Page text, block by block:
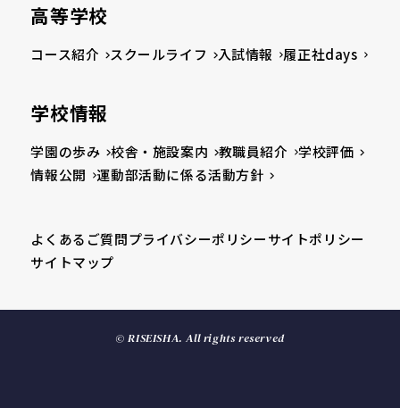
高等学校
コース紹介 スクールライフ 入試情報 履正社days
学校情報
学園の歩み 校舎・施設案内 教職員紹介
学校評価
情報公開
運動部活動に係る活動方針
よくあるご質問プライバシーポリシーサイトポリシー
サイトマップ
© RISEISHA. All rights reserved